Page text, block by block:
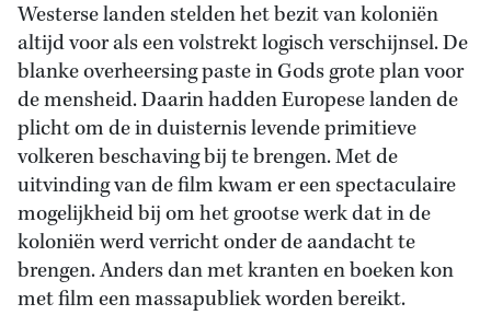
Westerse landen stelden het bezit van koloniën
altijd voor als een volstrekt logisch verschijnsel. De
blanke overheersing paste in Gods grote plan voor
de mensheid. Daarin hadden Europese landen de
plicht om de in duisternis levende primitieve
volkeren beschaving bij te brengen. Met de
uitvinding van de film kwam er een spectaculaire
mogelijkheid bij om het grootse werk dat in de
koloniën werd verricht onder de aandacht te
brengen. Anders dan met kranten en boeken kon
met film een massapubliek worden bereikt.